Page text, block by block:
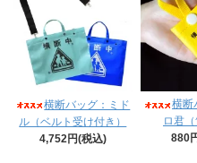
横断バッグ：ミド
ル（ベルト受け付き）
4,752円(税込)
横断
ロ君（
880